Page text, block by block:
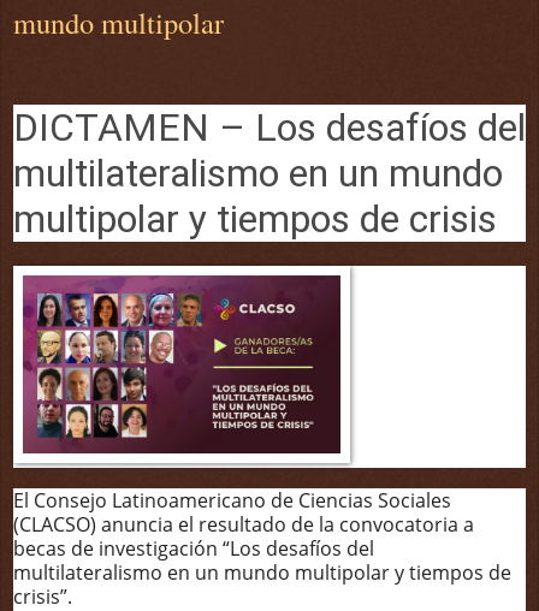
mundo multipolar
DICTAMEN – Los desafíos del
multilateralismo en un mundo
multipolar y tiempos de crisis
El Consejo Latinoamericano de Ciencias Sociales
(CLACSO) anuncia el resultado de la convocatoria a
becas de investigación “Los desafíos del
multilateralismo en un mundo multipolar y tiempos de
crisis”.